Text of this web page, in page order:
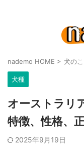
nademo HOME > 犬のこ
犬種
オーストラリ
特徴、性格、
2025年9月19日